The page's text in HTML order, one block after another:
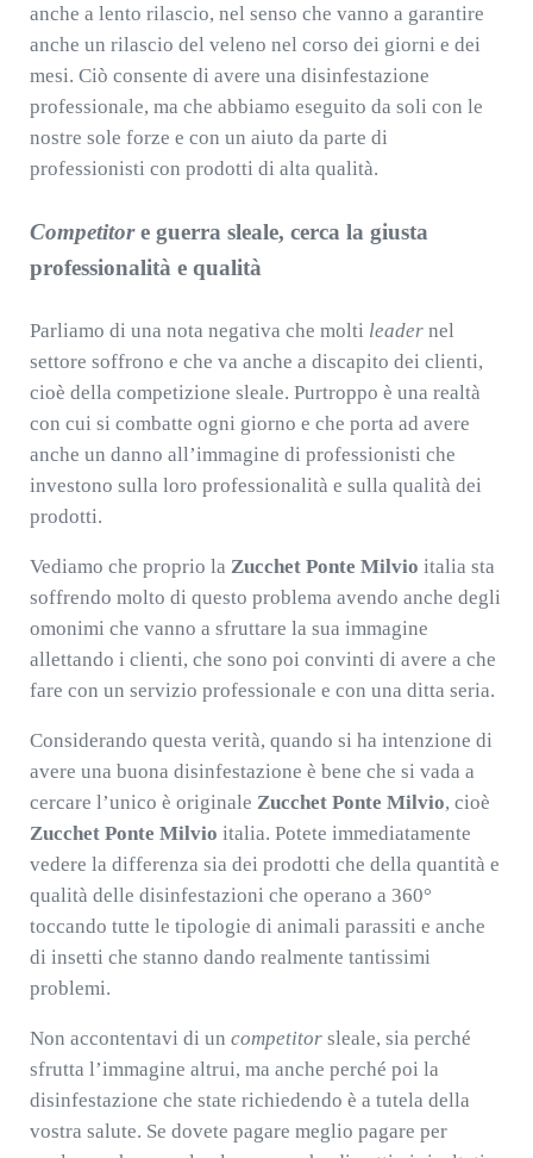
anche a lento rilascio, nel senso che vanno a garantire
anche un rilascio del veleno nel corso dei giorni e dei
mesi. Ciò consente di avere una disinfestazione
professionale, ma che abbiamo eseguito da soli con le
nostre sole forze e con un aiuto da parte di
professionisti con prodotti di alta qualità.
Competitore guerra sleale, cerca la giusta
professionalità e qualità
Parliamo di una nota negativa che molti leadernel
settore soffrono e che va anche a discapito dei clienti,
cioè della competizione sleale. Purtroppo è una realtà
con cui si combatte ogni giorno e che porta ad avere
anche un danno all’immagine di professionisti che
investono sulla loro professionalità e sulla qualità dei
prodotti.
Vediamo che proprio la Zucchet Ponte Milvio italia sta
soffrendo molto di questo problema avendo anche degli
omonimi che vanno a sfruttare la sua immagine
allettando i clienti, che sono poi convinti di avere a che
fare con un servizio professionale e con una ditta seria.
Considerando questa verità, quando si ha intenzione di
avere una buona disinfestazione è bene che si vada a
cercare l’unico è originale Zucchet Ponte Milvio, cioè
Zucchet Ponte Milvio italia. Potete immediatamente
vedere la differenza sia dei prodotti che della quantità e
qualità delle disinfestazioni che operano a 360°
toccando tutte le tipologie di animali parassiti e anche
di insetti che stanno dando realmente tantissimi
problemi.
Non accontentavi di un competitorsleale, sia perché
sfrutta l’immagine altrui, ma anche perché poi la
disinfestazione che state richiedendo è a tutela della
vostra salute. Se dovete pagare meglio pagare per